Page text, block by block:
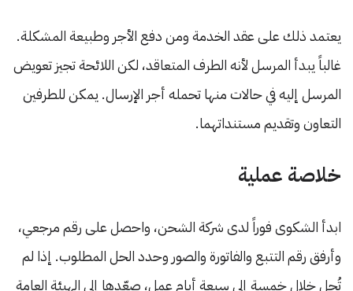
يعتمد ذلك على عقد الخدمة ومن دفع الأجر وطبيعة المشكلة.
غالباً يبدأ المرسل لأنه الطرف المتعاقد، لكن اللائحة تجيز تعويض
المرسل إليه في حالات منها تحمله أجر الإرسال. يمكن للطرفين
التعاون وتقديم مستنداتهما.
خلاصة عملية
ابدأ الشكوى فوراً لدى شركة الشحن، واحصل على رقم مرجعي،
وأرفق رقم التتبع والفاتورة والصور وحدد الحل المطلوب. إذا لم
تُحل خلال خمسة إلى سبعة أيام عمل، صعّدها إلى الهيئة العامة